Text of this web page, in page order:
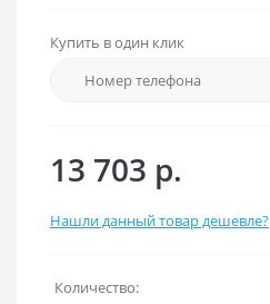
Купить в один клик
13 703 р.
Нашли данный товар дешевле?
Количество: